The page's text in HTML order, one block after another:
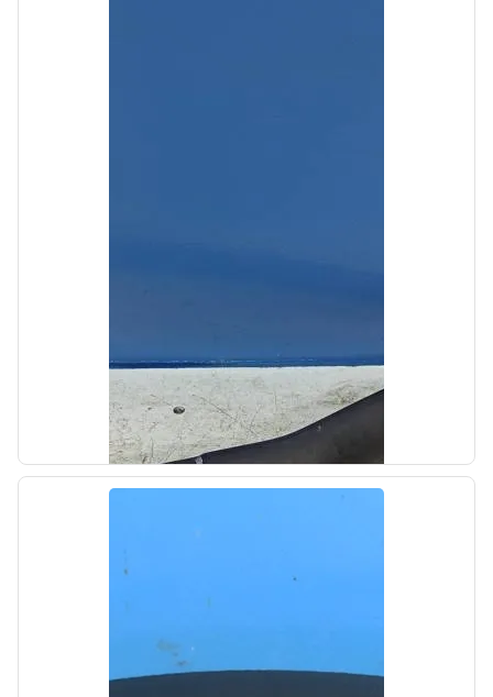
Sonata 7 LF 2017-2019
OEM: 97410C2AA0ZL5
Производитель:
Hyundai-KIA
Цена: 1500,00₽